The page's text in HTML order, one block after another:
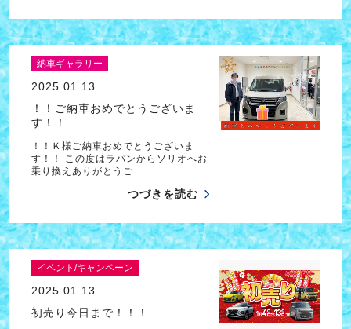
納車ギャラリー
2025.01.13
！！ご納車おめでとうございま
す！！
！！Ｋ様ご納車おめでとうございま
す！！ この度はラパンからソリオへお
乗り換えありがとうご…
つづきを読む
イベント/キャンペーン
2025.01.13
初売り今日まで！！！